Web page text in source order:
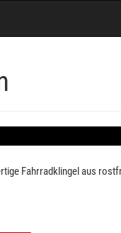
Fahrradklingel aus